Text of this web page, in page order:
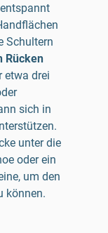
Schultern
Rücken
etwa drei
sich in
unter die
oder ein
um den
können.